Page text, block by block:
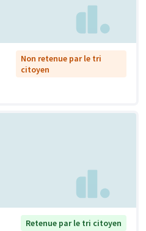
Non retenue par le tri
citoyen
Retenue par le tri citoyen